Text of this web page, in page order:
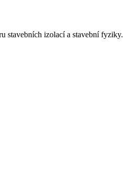
stavebních izolací a stavební fyziky.